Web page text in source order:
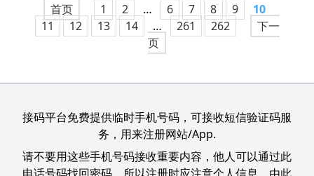
首页 1 2 … 6 7 8 9
10
11
12 13 14 … 261 262
下一
页
接码平台免费提供临时手机号码，可接收短信验证码服
务，用来注册网站/App.
请不要用这些手机号码接收重要内容，他人可以通过此
电话号码找回密码，所以注册时应注意个人信息，由此